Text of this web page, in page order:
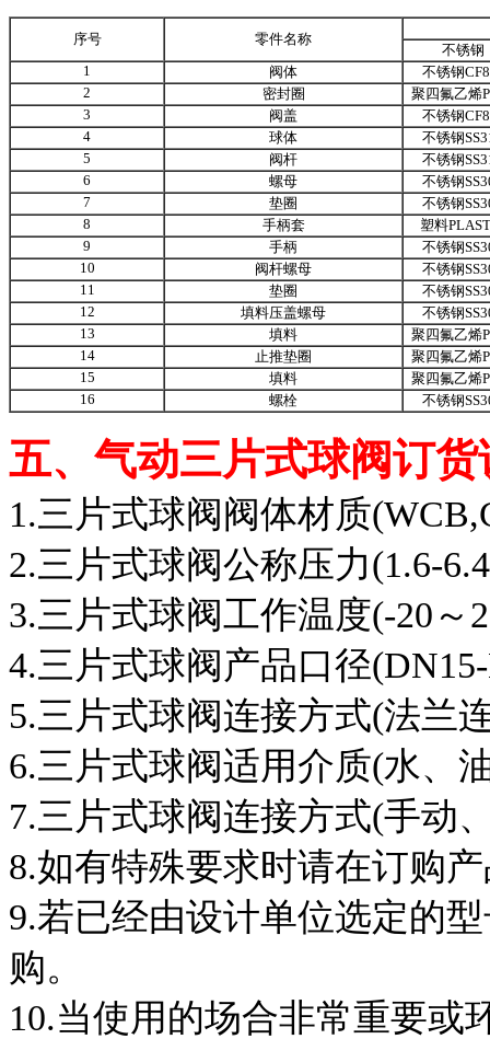
序号 零件名称
不锈钢
1
阀体
不锈钢
2
密封圈
聚四氟乙烯
3
阀盖
不锈钢
4
球体
不锈钢
5
阀杆
不锈钢
6
螺母
不锈钢
7
垫圈
不锈钢
8
手柄套
塑料
9
手柄
不锈钢
10
阀杆螺母
不锈钢
11
垫圈
不锈钢
12
填料压盖螺母
不锈钢
13
填料
聚四氟乙烯
14
止推垫圈
聚四氟乙烯
15
填料
聚四氟乙烯
16
螺栓 不锈钢
五、气动三片式球阀订货
1.三片式球阀阀体材质
2.三片式球阀公称压力(1.6-
3.三片式球阀工作温度(-20
4.三片式球阀产品口径
5.三片式球阀连接方式(法兰
6.三片式球阀适用介质(水、
7.三片式球阀连接方式(手动
8.如有特殊要求时请在订购
9.若已经由设计单位选定的
购。
10.当使用的场合非常重要或